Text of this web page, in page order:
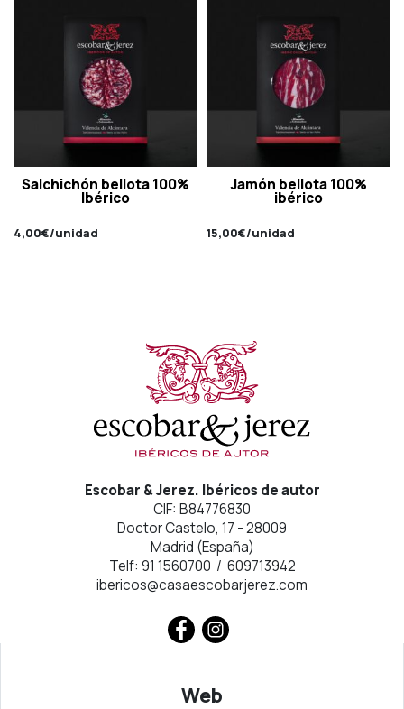
Salchichón bellota 100%
Ibérico
4,00€/unidad
Jamón bellota 100%
ibérico
15,00€/unidad
Escobar & Jerez. Ibéricos de autor
CIF: B84776830
Doctor Castelo, 17 - 28009
Madrid (España)
Telf: 91 1560700 / 609713942
ibericos@casaescobarjerez.com
Web